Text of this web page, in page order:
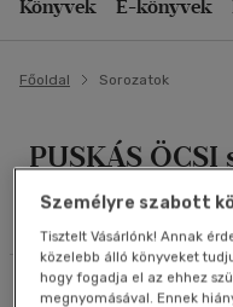
Könyvek E-könyvek
Főoldal Sorozatok
PUSKÁS ÖCSI
Könyv
(2)
Nyelv szerint
Magyar(3)
Szűrés
Kiadás éve szerint
Ár szerint növekvő
Eladott darabszám
Cím szerint A-Z
Szerző szerint A-Z
Megjelenítés
Személyre szabott
Tisztelt Vásárlónk! Annak
közelebb álló könyveket
hogy fogadja el az ehhez
megnyomásával. Ennek